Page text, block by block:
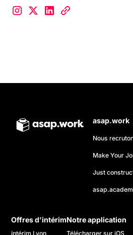
asap.work
Nous
Make Your
Just
Offres d'intérim
intérim Lyon
Notre application
Télécharger sur iOS